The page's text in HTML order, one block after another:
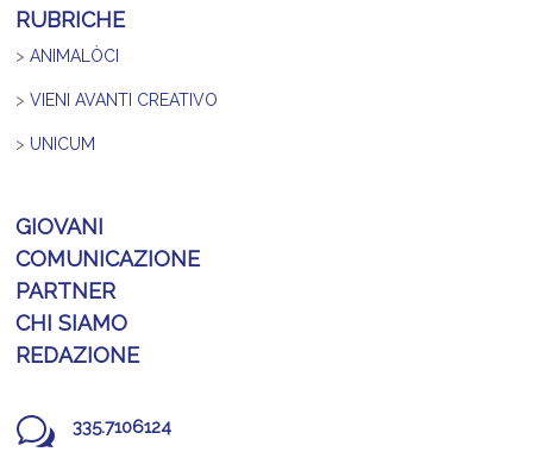
RUBRICHE
>ANIMALÒCI
>VIENI AVANTI CREATIVO
> UNICUM
GIOVANI
COMUNICAZIONE
PARTNER
CHI SIAMO
REDAZIONE
w 335.7106124